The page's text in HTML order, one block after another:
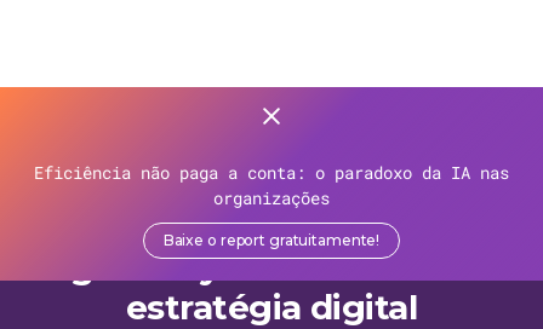
Eficiência não paga a conta: o paradoxo da IA nas
organizações
Baixe o report gratuitamente!
ComputerWeekly - Como
lidar com APIs em múltiplos
gateways e fortalecer a
estratégia digital